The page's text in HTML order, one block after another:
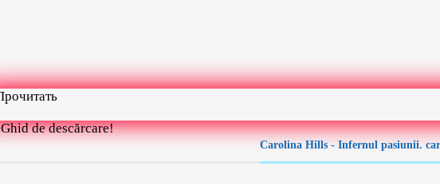
Ghid de descărcare!
Carolina Hills - Infernul pasiunii.